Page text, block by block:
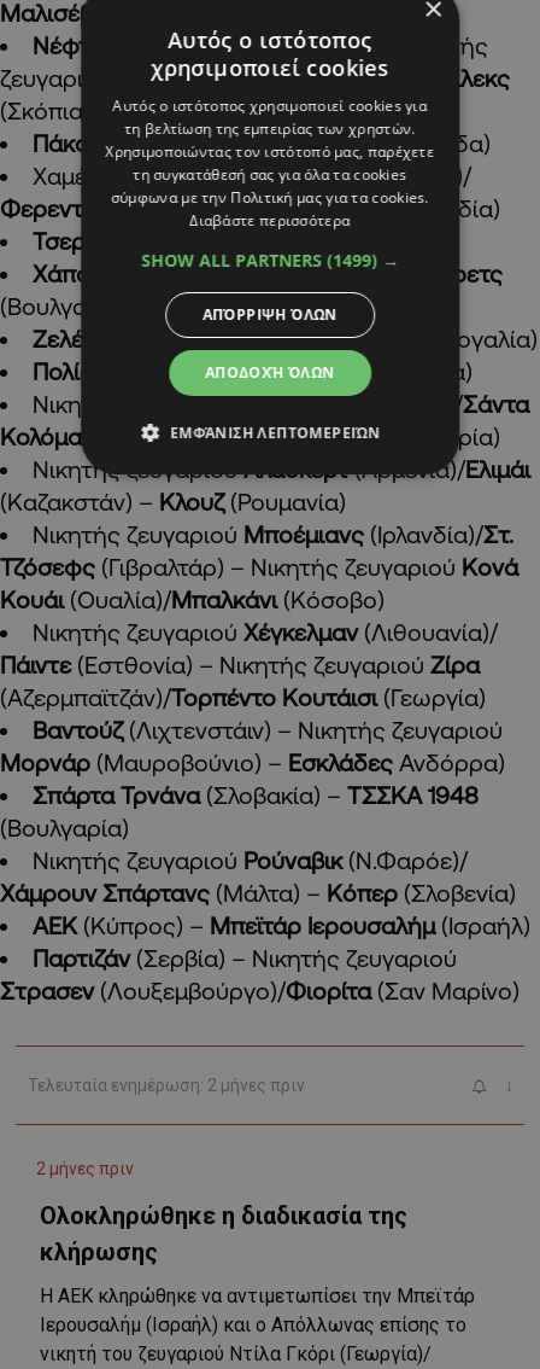
Μαλισέβα
(Σκωτία)
Νέφτσι Μπακού(Αζερμπαϊτζάν) – Νικητής
ζευγαριού
Ντιναμό Μινσκ(Λευκορωσία)/
Σίλεκς
(Σκόπια)
Πάκσι
(Ουγγαρί) –Παναθηναϊκός(Ελλάδα)
Χαμένος ζευγαριούΒοϊβοντίνα(Σερβία)/
Φερεντσβάρος(Ουγγαρία) –Άγιαξ(Ολλανδία)
Τσερκάσι
Χάποελ Τελ Αβίβ(Ισραήλ) –Λουντογκόρετς
(Βουλγαρία)
Ζελέζνιτσαρ(Σερβία) –Μπράγκα
(Πορτογαλία)
Πολίσια
(Ουκρανία) –Κοπεγχάγη
(Δανία)
Νικητής ζευγαριούΠενιμπόντ (Ουαλία)/Σάντα
Κολόμα
(Ανδόρρα) –Ραπίντ Βιέννης
(Αυστρία)
Νικητής ζευγαριούΑλασκέρτ(Αρμενία)/Ελιμάι
(Καζακστάν) – Κλουζ(Ρουμανία)
Νικητής ζευγαριού Μποέμιανς (Ιρλανδία)/Στ.
Τζόσεφς (Γιβραλτάρ) – Νικητής ζευγαριού Κονά
Κουάι(Ουαλία)/Μπαλκάνι(Κόσοβο)
Νικητής ζευγαριού Χέγκελμαν(Λιθουανία)/
Πάιντε (Εστθονία) – Νικητής ζευγαριού Ζίρα
(Αζερμπαϊτζάν)/Τορπέντο Κουτάισι(Γεωργία)
Βαντούζ(Λιχτενστάιν) – Νικητής ζευγαριού
Μορνάρ (Μαυροβούνιο) – Εσκλάδες Ανδόρρα)
Σπάρτα Τρνάνα (Σλοβακία) – ΤΣΣΚΑ 1948
(Βουλγαρία)
Νικητής ζευγαριού Ρούναβικ (Ν.Φαρόε)/
Χάμρουν Σπάρτανς (Μάλτα) – Κόπερ (Σλοβενία)
ΑΕΚ (Κύπρος) – Μπεϊτάρ Ιερουσαλήμ (Ισραήλ)
Παρτιζάν (Σερβία) – Νικητής ζευγαριού
Στρασεν (Λουξεμβούργο)/Φιορίτα (Σαν Μαρίνο)
×
Αυτός ο ιστότοπος
χρησιμοποιεί cookies
Αυτός ο ιστότοπος χρησιμοποιεί cookies για
τη βελτίωση της εμπειρίας των χρηστών.
Χρησιμοποιώντας τον ιστότοπό μας, παρέχετε
τη συγκατάθεσή σας για όλα τα cookies
σύμφωνα με την Πολιτική μας για τα cookies.
Διαβάστε περισσότερα
SHOW ALL PARTNERS (1499) →
ΑΠΟΔΟΧΉ ΌΛΩΝ
ΑΠΌΡΡΙΨΗ ΌΛΩΝ
ΕΜΦΆΝΙΣΗ ΛΕΠΤΟΜΕΡΕΙΏΝ